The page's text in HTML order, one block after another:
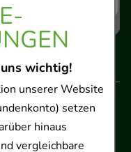
wichtig!
unserer Website
setzen
hinaus
vergleichbare